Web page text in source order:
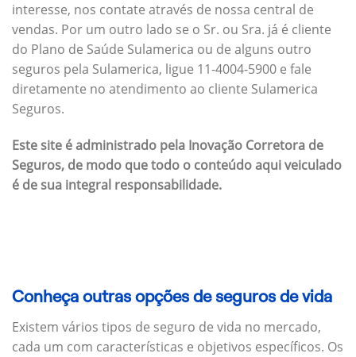
interesse, nos contate através de nossa central de
vendas. Por um outro lado se o Sr. ou Sra. já é cliente
do Plano de Saúde Sulamerica ou de alguns outro
seguros pela Sulamerica, ligue 11-4004-5900 e fale
diretamente no atendimento ao cliente Sulamerica
Seguros.
Este site é administrado pela Inovação Corretora de
Seguros, de modo que todo o conteúdo aqui veiculado
é de sua integral responsabilidade.
Conheça outras opções de seguros de vida
Existem vários tipos de seguro de vida no mercado,
cada um com características e objetivos específicos. Os